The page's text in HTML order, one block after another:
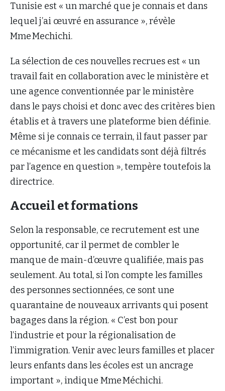
Tunisie est « un marché que je connais et dans
lequel j’ai œuvré en assurance », révèle
Mme Mechichi.
La sélection de ces nouvelles recrues est « un
travail fait en collaboration avec le ministère et
une agence conventionnée par le ministère
dans le pays choisi et donc avec des critères bien
établis et à travers une plateforme bien définie.
Même si je connais ce terrain, il faut passer par
ce mécanisme et les candidats sont déjà filtrés
par l’agence en question », tempère toutefois la
directrice.
Accueil et formations
Selon la responsable, ce recrutement est une
opportunité, car il permet de combler le
manque de main-d’œuvre qualifiée, mais pas
seulement. Au total, si l’on compte les familles
des personnes sectionnées, ce sont une
quarantaine de nouveaux arrivants qui posent
bagages dans la région. « C’est bon pour
l’industrie et pour la régionalisation de
l’immigration. Venir avec leurs familles et placer
leurs enfants dans les écoles est un ancrage
important », indique Mme Méchichi.